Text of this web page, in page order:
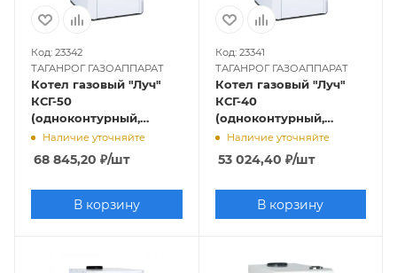
Код: 23342
ТАГАНРОГ ГАЗОАППАРАТ
Котел газовый "Луч"
КСГ-50
(одноконтурный,
открытая камера
сгорания)
Наличие уточняйте
68 845,20 ₽/шт
В корзину
Код: 23341
ТАГАНРОГ ГАЗОАППАРАТ
Котел газовый "Луч"
КСГ-40
(одноконтурный,
открытая камера
сгорания)
Наличие уточняйте
53 024,40 ₽/шт
В корзину